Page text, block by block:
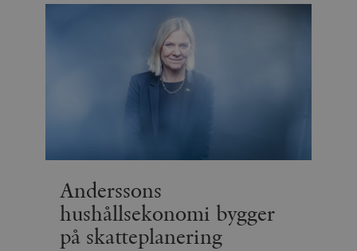
Anderssons
hushållsekonomi bygger
på skatteplanering